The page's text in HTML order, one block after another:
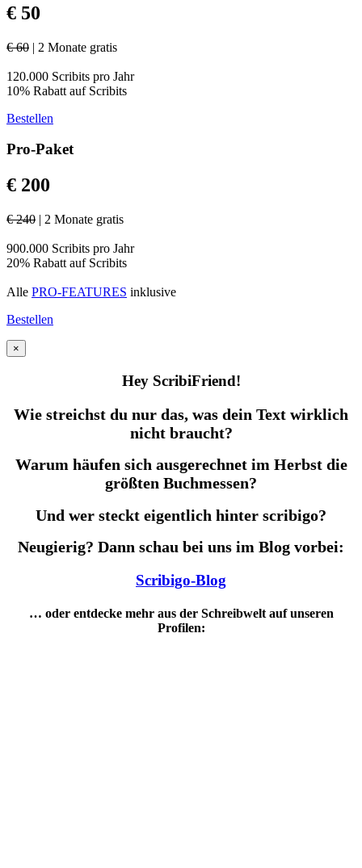
€ 50
€ 60 | 2 Monate gratis
120.000 Scribits pro Jahr
10% Rabatt auf Scribits
Bestellen
Pro-Paket
€ 200
€ 240 | 2 Monate gratis
900.000 Scribits pro Jahr
20% Rabatt auf Scribits
Alle PRO-FEATURES inklusive
Bestellen
×
Hey ScribiFriend!
Wie streichst du nur das, was dein Text wirklich
nicht braucht?
Warum häufen sich ausgerechnet im Herbst die
größten Buchmessen?
Und wer steckt eigentlich hinter scribigo?
Neugierig? Dann schau bei uns im Blog vorbei:
Scribigo-Blog
… oder entdecke mehr aus der Schreibwelt auf unseren
Profilen: